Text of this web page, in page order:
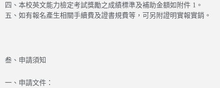
四、本校英文能力檢定考試獎勵之成績標準及補助金額如附件 1。
五、如有報名產生相關手續費及證書規費等，可另附證明實報實銷。
叁、申請須知
一、申請文件：